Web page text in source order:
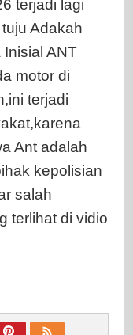
terjadi lagi
Adakah
ANT
motor di
terjadi
Ant adalah
kepolisian
salah
terlihat di vidio